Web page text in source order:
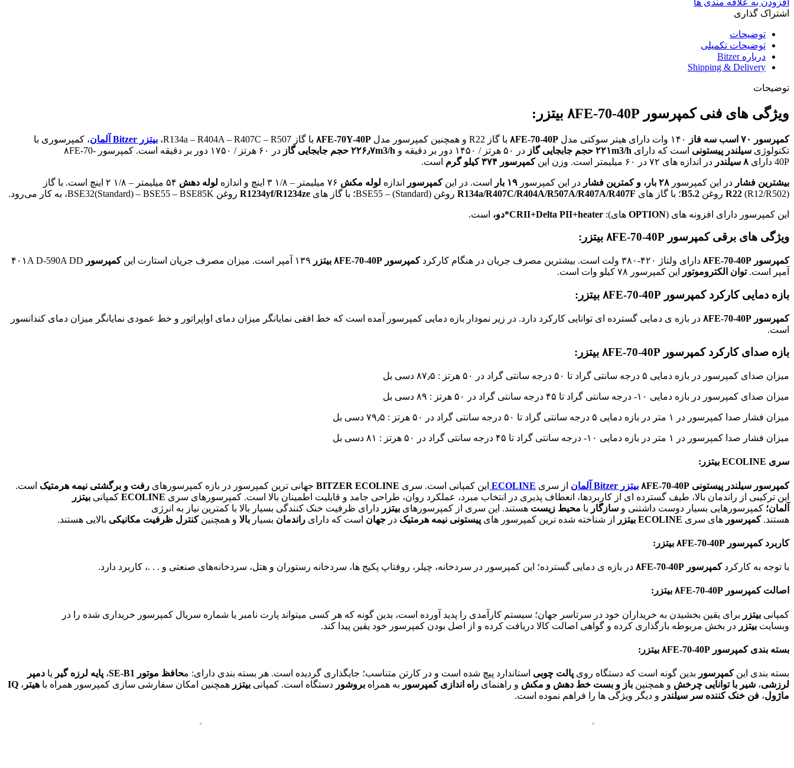
اشتراک گذاری
توضیحات
توضیحات تکمیلی
درباره Bitzer
Shipping & Delivery
توضیحات
ویژگی های فنی کمپرسور ۸FE-70-40P بیتزر:
کمپرسور ۷۰ اسب سه فاز ۸FE-70-40P با گاز R22 و همچنین کمپرسور مدل ۸FE-70Y-40P با گاز R134a – R404A – R407C – R507، بیتزر Bitzer آلمان
، کمپرسوری با
تکنولوژی سیلندر پیستونی است که دارای ۲۲۱m3/h حجم جابجایی گاز در ۵۰ هرتز / ۱۴۵۰ دور بر دقیقه و ۲۲۶٫۷m3/h حجم جابجایی گاز
در ۶۰ هرتز / ۱۷۵۰ دور بر دقیقه است. کمپرسور ۸FE-70-
40P دارای ۸ سیلندر در اندازه های ۷۲ در ۶۰ میلیمتر است. وزن این کمپرسور ۳۷۴ کیلو گرم است.
بیشترین فشار در این کمپرسور ۲۸ بار، و کمترین فشار در این کمپرسور ۱۹ بار است. در اینکمپرسور اندازه لوله مکش لوله دهش ۵۴ میلیمتر – ۱/۸ ۲ اینچ است. با گاز
R22 (R12/R502) روغن B5.2؛ با گاز های R134a/R407C/R404A/R507A/R407A/R407F روغن (Standard) – BSE55؛ با گاز های R1234yf/R1234ze روغن BSE32(Standard) – BSE55 – BSE85K، به کار می‌رود.
این کمپرسور دارای افزونه های (OPTION های): CRII+Delta PII+heater*دو، است.
ویژگی های برقی کمپرسور ۸FE-70-40P بیتزر:
کمپرسور ۸FE-70-40P دارای ولتاژ ۴۲۰-۳۸۰ ولت است. بیشترین مصرف جریان در هنگام کارکرد کمپرسور ۸FE-70-40P بیتزر کمپرسور ۴۰۱A D-590A DD
آمپر است.توان الکتروموتور این کمپرسور ۷۸ کیلو وات است.
بازه دمایی کارکرد کمپرسور ۸FE-70-40P بیتزر:
کمپرسور ۸FE-70-40P
در بازه ی دمایی گسترده ای توانایی کارکرد دارد. در زیر نمودار بازه دمایی کمپرسور آمده است که خط افقی نمایانگر میزان دمای اواپراتور و خط عمودی نمایانگر میزان دمای کندانسور
است.
بازه صدای کارکرد کمپرسور ۸FE-70-40P بیتزر:
میزان صدای کمپرسور در بازه دمایی ۵ درجه سانتی گراد تا ۵۰ درجه سانتی گراد در ۵۰ هرتز : ۸۷٫۵ دسی بل
میزان صدای کمپرسور در بازه دمایی ۱۰- درجه سانتی گراد تا ۴۵ درجه سانتی گراد در ۵۰ هرتز : ۸۹ دسی بل
میزان فشار صدا کمپرسور در ۱ متر در بازه دمایی ۵ درجه سانتی گراد تا ۵۰ درجه سانتی گراد در ۵۰ هرتز : ۷۹٫۵ دسی بل
میزان فشار صدا کمپرسور در ۱ متر در بازه دمایی ۱۰- درجه سانتی گراد تا ۴۵ درجه سانتی گراد در ۵۰ هرتز : ۸۱ دسی بل
سری ECOLINE بیتزر:
کمپرسور سیلندر پیستونی ۸FE-70-40P بیتزر Bitzer آلمان از سری ECOLINE این کمپانی است. سری BITZER ECOLINE جهانی ترین کمپرسور در بازه کمپرسورهای رفت و برگشتی نیمه هرمتیک است.
این ترکیبی از راندمان بالا، طیف گسترده ای از کاربردها، انعطاف پذیری در انتخاب مبرد، عملکرد روان، طراحی جامد و قابلیت اطمینان بالا است. کمپرسورهای سری ECOLINE کمپانی بیتزر
آلمان؛ کمپرسورهایی بسیار دوست داشتنی و سازگار با محیط زیست هستند. این سری از کمپرسورهای بیتزر دارای ظرفیت خنک کنندگی بسیار بالا با کمترین نیاز به انرژی
هستند.کمپرسور های سری ECOLINE بیتزر از شناخته شده ترین کمپرسور های پیستونی نیمه هرمتیک در جهان است که دارای راندمان بسیار بالا و همچنینکنترل ظرفیت مکانیکی بالایی هستند.
کاربرد کمپرسور ۸FE-70-40P بیتزر:
با توجه به کارکردکمپرسور ۸FE-70-40P در بازه ی دمایی گسترده؛ این کمپرسور در سردخانه، چیلر، روفتاپ پکیج ها، سردخانه رستوران و هتل، سردخانه‌های صنعتی و . . .، کاربرد دارد.
اصالت کمپرسور ۸FE-70-40P بیتزر:
کمپانی بیتزر برای یقین بخشیدن به خریداران خود در سرتاسر جهان؛ سیستم کارآمدی را پدید آورده است، بدین گونه که هر کسی میتواند پارت نامبر یا شماره سریال کمپرسور خریداری شده را در
وبسایت بیتزر در بخش مربوطه بارگذاری کرده و گواهی اصالت کالا دریافت کرده و از اصل بودن کمپرسور خود یقین پیدا کند.
بسته بندی کمپرسور ۸FE-70-40P بیتزر:
بسته بندی اینکمپرسور بدین گونه است که دستگاه روی پالت چوبی استاندارد پیچ شده است و در کارتن متناسب؛ جایگذاری گردیده است. هر بسته بندی دارای: محافظ موتور SE-B1 ، پایه لرزه گیر یا دمپر
لرزشی، شیر با توانایی چرخش و همچنین باز و بست خط دهش و مکش و راهنمای راه اندازی کمپرسور به همراه بروشور دستگاه است. کمپانی بیتزر همچنین امکان سفارشی سازی کمپرسور همراه با هیتر ، IQ
ماژول، فن خنک کننده سر سیلندر و دیگر ویژگی ها را فراهم نموده است.